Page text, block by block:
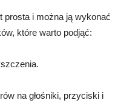
prosta i można ją wykonać
które warto podjąć:
na głośniki, przyciski i